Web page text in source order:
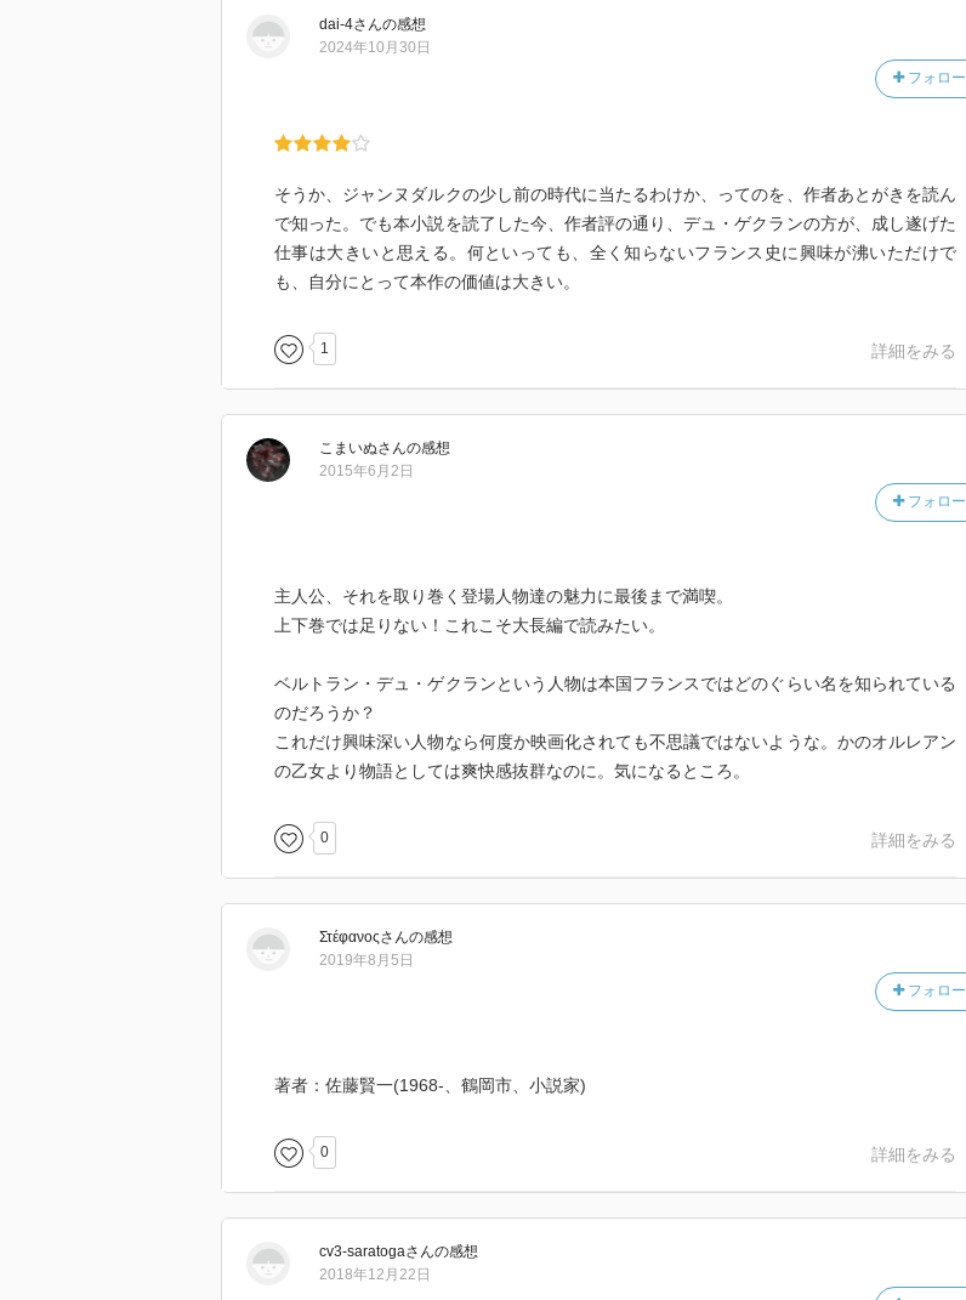
dai-4さんの感想
フォロー
2024年10月30日
そうか、ジャンヌダルクの少し前の時代に当たるわけか、ってのを、作者あとがきを読ん
で知った。でも本小説を読了した今、作者評の通り、デュ・ゲクランの方が、成し遂げた
仕事は大きいと思える。何といっても、全く知らないフランス史に興味が沸いただけで
も、自分にとって本作の価値は大きい。
1 詳細をみる
こまいぬさんの感想
フォロー
2015年6月2日
主人公、それを取り巻く登場人物達の魅力に最後まで満喫。
上下巻では足りない！これこそ大長編で読みたい。
ベルトラン・デュ・ゲクランという人物は本国フランスではどのぐらい名を知られている
のだろうか？
これだけ興味深い人物なら何度か映画化されても不思議ではないような。かのオルレアン
の乙女より物語としては爽快感抜群なのに。気になるところ。
0 詳細をみる
Στέφανοςさんの感想
フォロー
2019年8月5日
著者：佐藤賢一(1968-、鶴岡市、小説家)
0 詳細をみる
cv3-saratogaさんの感想
2018年12月22日